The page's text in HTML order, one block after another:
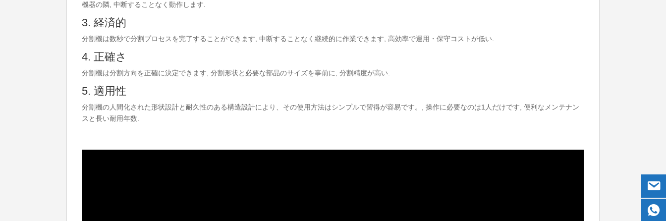
機器の隣, 中断することなく動作します.
3. 経済的
分割機は数秒で分割プロセスを完了することができます, 中断することなく継続的に作業できます, 高効率で運用・保守コストが低い.
4. 正確さ
分割機は分割方向を正確に決定できます, 分割形状と必要な部品のサイズを事前に, 分割精度が高い.
5. 適用性
分割機の人間化された形状設計と耐久性のある構造設計により、その使用方法はシンプルで習得が容易です。, 操作に必要なのは1人だけです, 便利なメンテナン
スと長い耐用年数.